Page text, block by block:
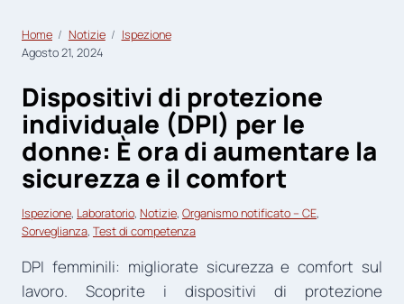
Home Notizie
Ispezione
Agosto 21, 2024
Dispositivi di protezione
individuale (DPI) per le
donne: È ora di aumentare la
sicurezza e il comfort
Ispezione, Laboratorio, Notizie, Organismo notificato – CE
Sorveglianza, Test di competenza
DPI femminili: migliorate sicurezza e comfort sul
lavoro. Scoprite i dispositivi di protezione